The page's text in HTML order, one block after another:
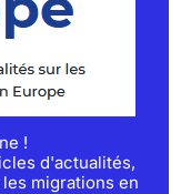
!
d'actualités,
migrations en